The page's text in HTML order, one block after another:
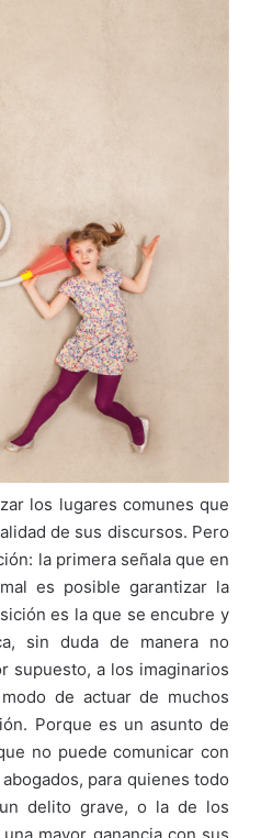
los lugares comunes que
de sus discursos. Pero
la primera señala que en
es posible garantizar la
es la que se encubre y
sin duda de manera no
supuesto, a los imaginarios
de actuar de muchos
Porque es un asunto de
no puede comunicar con
para quienes todo
delito grave, o la de los